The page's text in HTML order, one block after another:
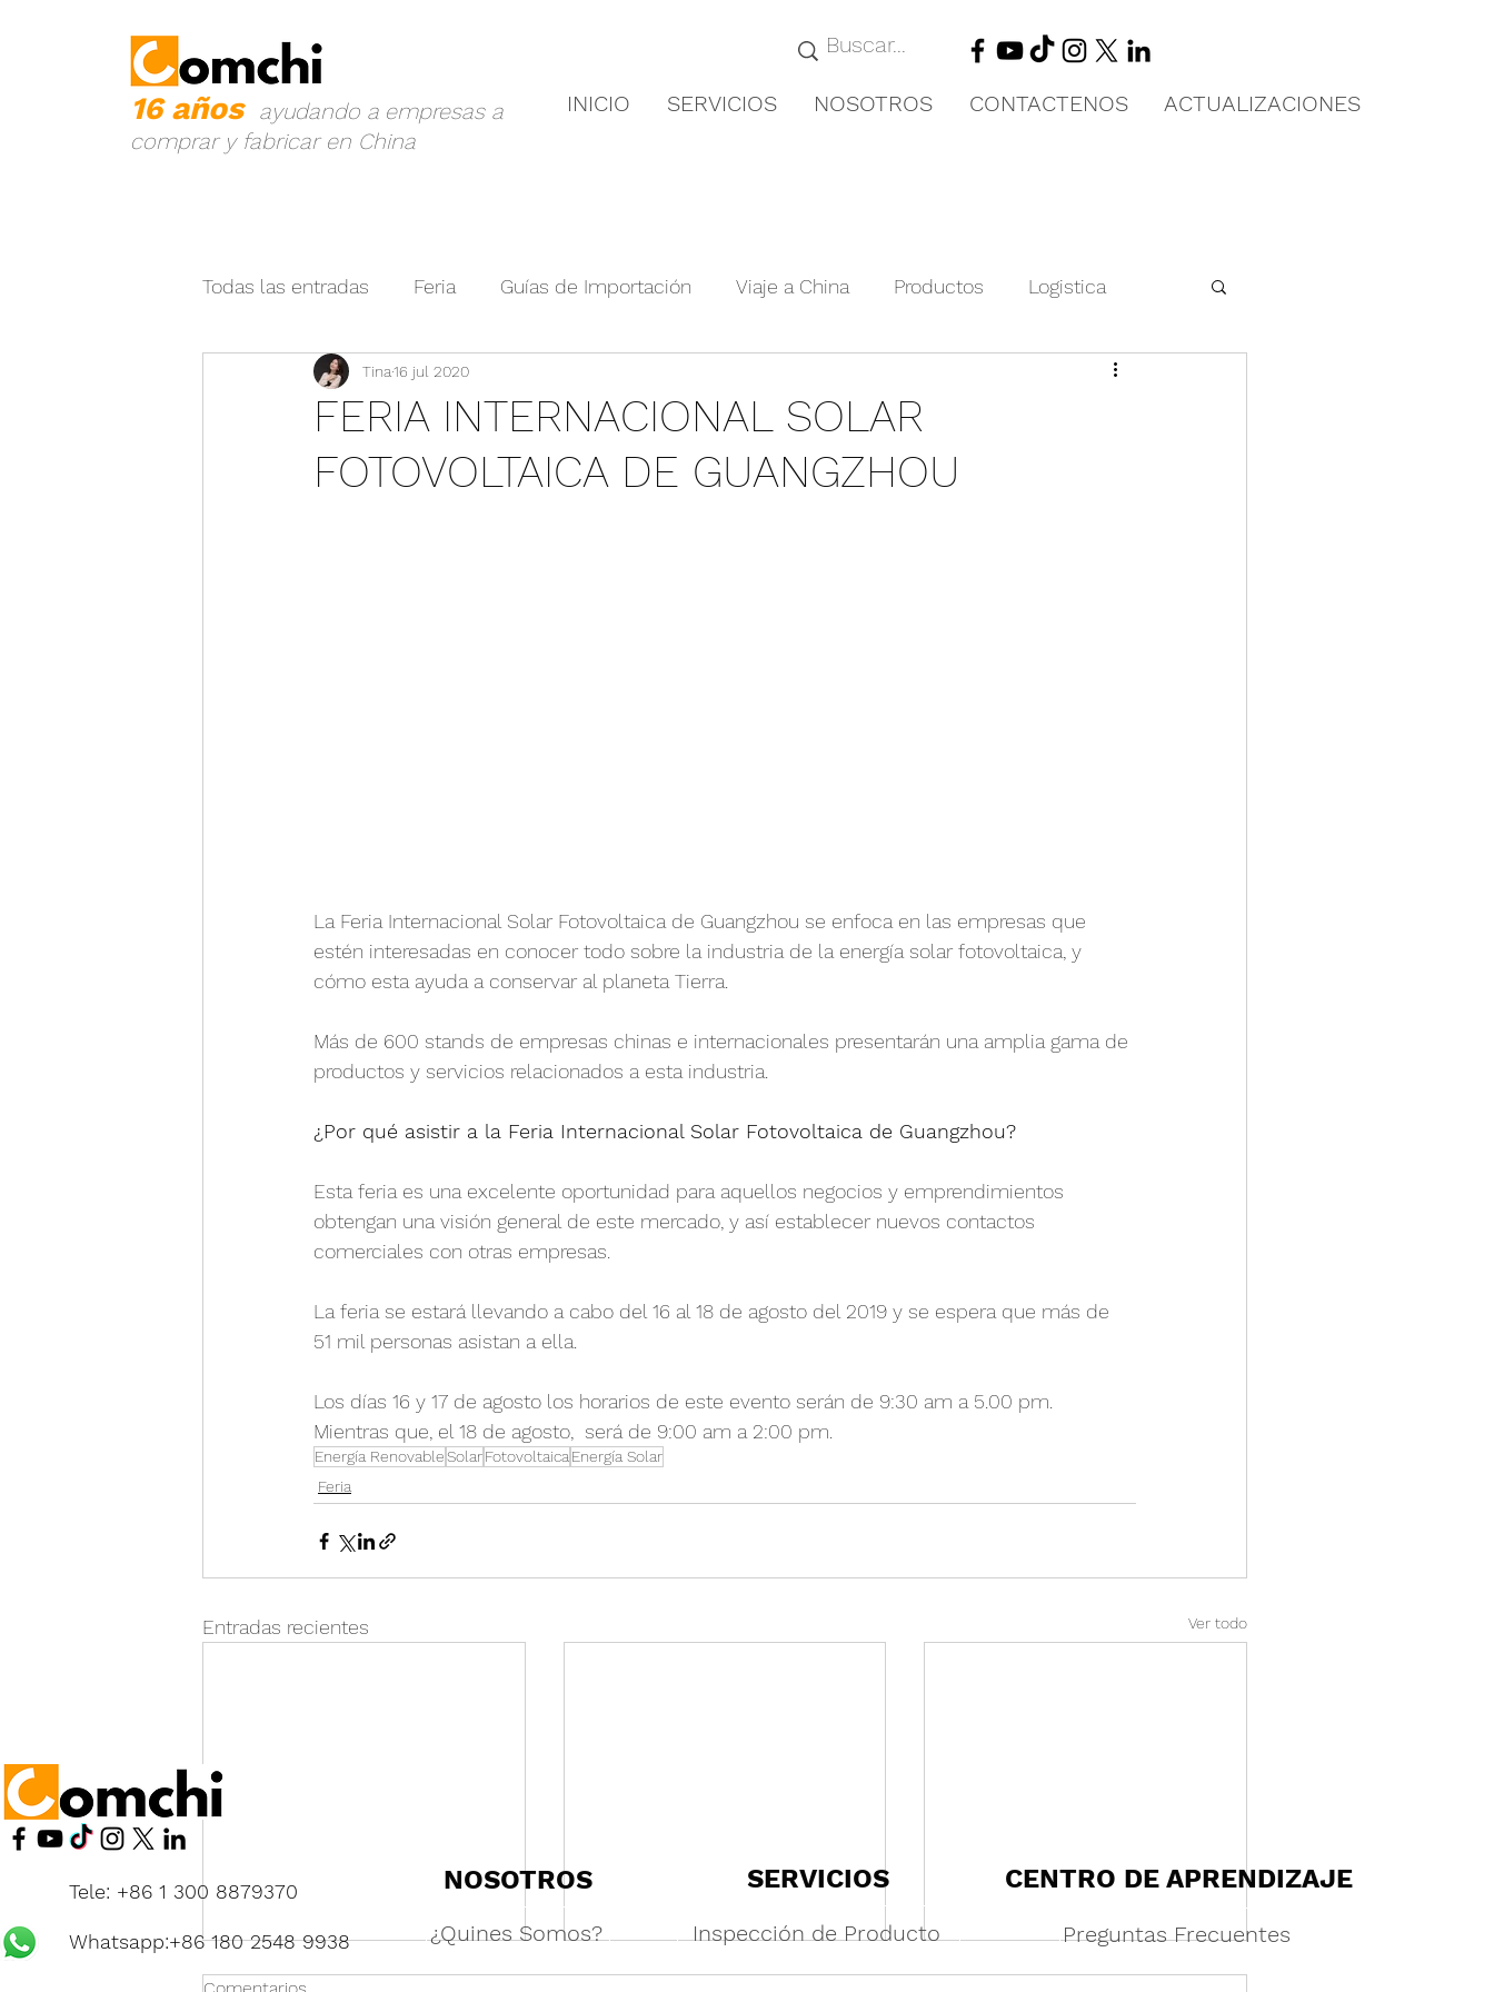
16 años
ayudando a empresas a
comprar y fabricar en China
INICIO SERVICIOS NOSOTROS CONTACTENOS ACTUALIZACIONES
Todas las entradas Feria Guías de Importación Viaje a China Productos Logistica
Prevención de Fraude
China - Latin América Información de la exposición Producto agrícola
FERIA INTERNACIONAL SOLAR
FOTOVOLTAICA DE GUANGZHOU
Tina16 jul 2020
La Feria Internacional Solar Fotovoltaica de Guangzhou se enfoca en las empresas que
estén interesadas en conocer todo sobre la industria de la energía solar fotovoltaica, y
cómo esta ayuda a conservar al planeta Tierra.
Más de 600 stands de empresas chinas e internacionales presentarán una amplia gama de
productos y servicios relacionados a esta industria.
¿Por qué asistir a la Feria Internacional Solar Fotovoltaica de Guangzhou?
Esta feria es una excelente oportunidad para aquellos negocios y emprendimientos
obtengan una visión general de este mercado, y así establecer nuevos contactos
comerciales con otras empresas.
La feria se estará llevando a cabo del 16 al 18 de agosto del 2019 y se espera que más de
51 mil personas asistan a ella.
Los días 16 y 17 de agosto los horarios de este evento serán de 9:30 am a 5.00 pm.
Mientras que, el 18 de agosto,  será de 9:00 am a 2:00 pm.
Energía RenovableSolarFotovoltaica Energía Solar
Feria
Entradas recientes Ver todo
Comentarios
Tele: +86 1 300 8879370
Whatsapp:+86 180 2548 9938
NOSOTROS
¿Quines Somos?
SERVICIOS CENTRO DE APRENDIZAJE
Inspección de Producto Preguntas Frecuentes